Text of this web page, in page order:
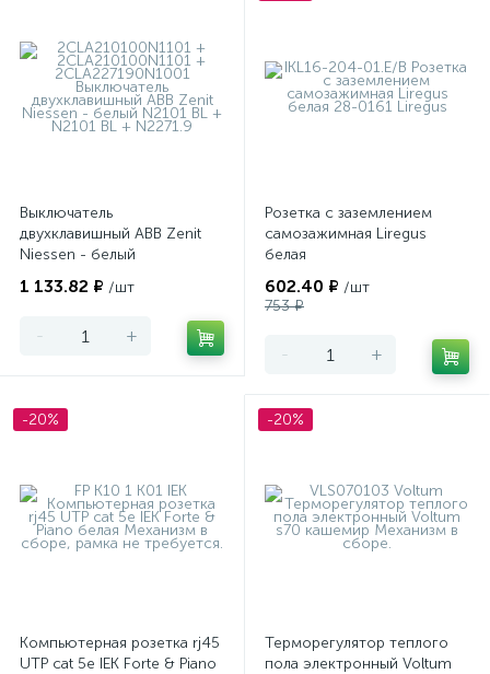
Выключатель
двухклавишный ABB Zenit
Niessen - белый
1 133.82 ₽ /шт
- +
Розетка с заземлением
самозажимная Liregus
белая
602.40 ₽ /шт
753 ₽
- +
-20%
Компьютерная розетка rj45
UTP cat 5e IEK Forte & Piano
-20%
Терморегулятор теплого
пола электронный Voltum